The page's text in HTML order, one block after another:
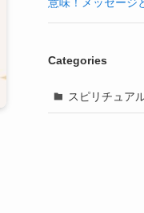
Categories
スピリチュア